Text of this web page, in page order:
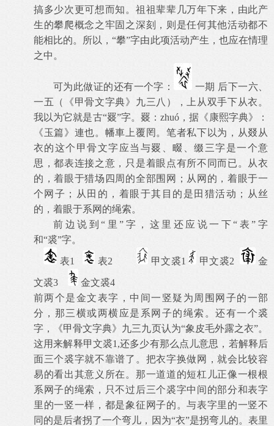
搞多少次更可想而知。祖祖辈辈几万年下来，由此产
生的攀爬概念之牢固之深刻，则是任何其他活动都不
能相比的。所以，“攀”字由此项活动产生，也应在情理
之中。
可为此做证的还有一个字：
一期 后下一六、
一五（《甲骨文字典》九三八），上从双手下从衣。
我以为它就是古“罬”字。罬：zhuó，据《康熙字典》：
《玉篇》連也。幡車上覆罔。笔者私下以为，从叕从
衣的这个甲骨文字应当与罬、畷、缀三字是一个意
思，都表连接之意，只是着眼点有所不同而已。从衣
的，着眼于猎场四周的全部围网；从网的，着眼于一
个网子；从田的，着眼于其目的是田猎活动；从丝
的，着眼于系网的绳索。
前边说到“里”字，这里还应说一下“表”字
和“裘”字。
表1 表2 甲文裘1 甲文裘2 金
文裘3 金文裘4
前两个是金文表字，中间一竖疑为周围网子的一部
分，那三横或两横应是系网子的绳索。还有一个裘
字，《甲骨文字典》九三九页认为“象皮毛外露之衣”。
这用来解释甲文裘1,还多少有那么点儿意思，若解释后
面三个裘字就不靠谱了。把衣字换做网，就会比较容
易的看出其意义所在。那一道道的短杠儿正像一根根
系网子的绳索，只不过后三个裘字中间的部分和表字
里的一竖一样，都是象征网子的。与表字里的一竖不
同的是后者拐了一个弯儿，因为“衣”是拐弯儿的。表里